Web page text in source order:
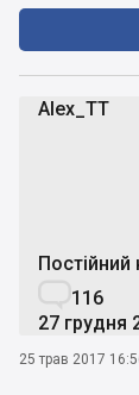
Alex_TT
Постійний
116
27 грудня
25 трав 2017